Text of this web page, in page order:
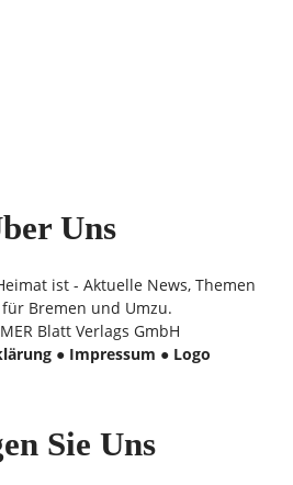
Uns
ist - Aktuelle News, Themen
Bremen und Umzu.
Blatt Verlags GmbH
● Impressum ● Logo
Sie Uns